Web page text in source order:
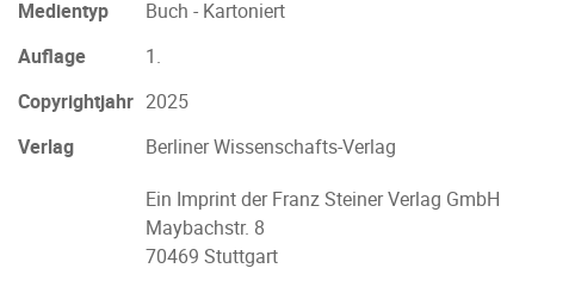
Medientyp
Buch - Kartoniert
Auflage
1.
Copyrightjahr 2025
Verlag
Berliner Wissenschafts-Verlag
Ein Imprint der Franz Steiner Verlag GmbH
Maybachstr. 8
70469 Stuttgart